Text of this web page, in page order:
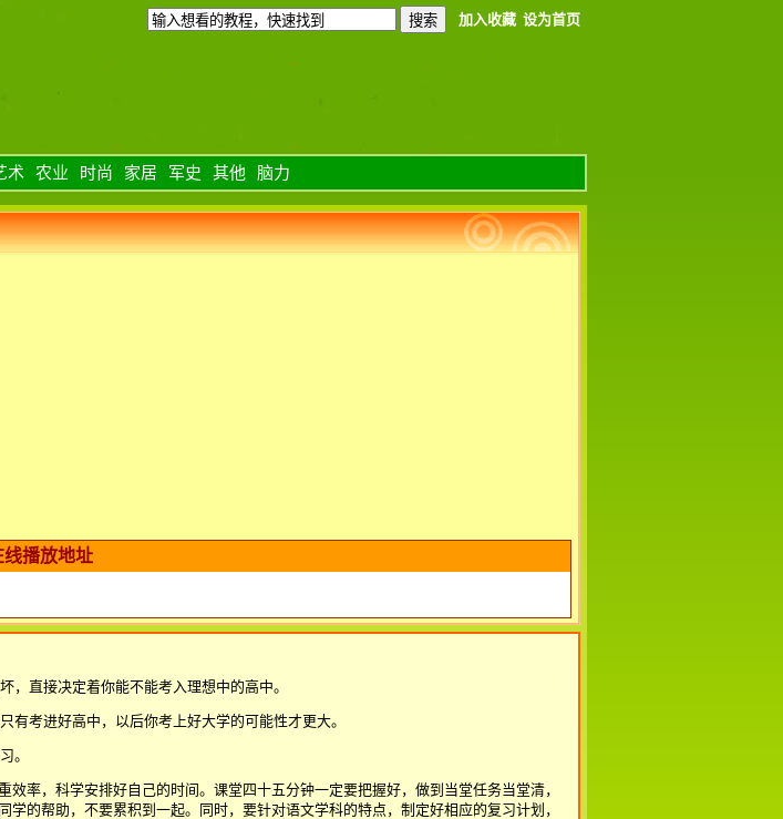
加入收藏 设为首页
术 农业 时尚 家居 军史 其他 脑力
线播放地址
，直接决定着你能不能考入理想中的高中。
有考进好高中，以后你考上好大学的可能性才更大。
。
率，科学安排好自己的时间。课堂四十五分钟一定要把握好，做到当堂任务当堂清，
的帮助，不要累积到一起。同时，要针对语文学科的特点，制定好相应的复习计划，